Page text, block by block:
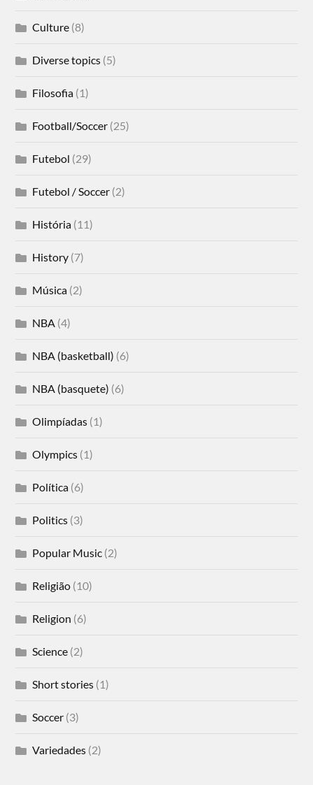
Culture (8)
Diverse topics (5)
Filosofia (1)
Football/Soccer (25)
Futebol (29)
Futebol / Soccer (2)
História (11)
History (7)
Música (2)
NBA (4)
NBA (basketball) (6)
NBA (basquete) (6)
Olimpíadas (1)
Olympics (1)
Política (6)
Politics (3)
Popular Music (2)
Religião (10)
Religion (6)
Science (2)
Short stories (1)
Soccer (3)
Variedades (2)